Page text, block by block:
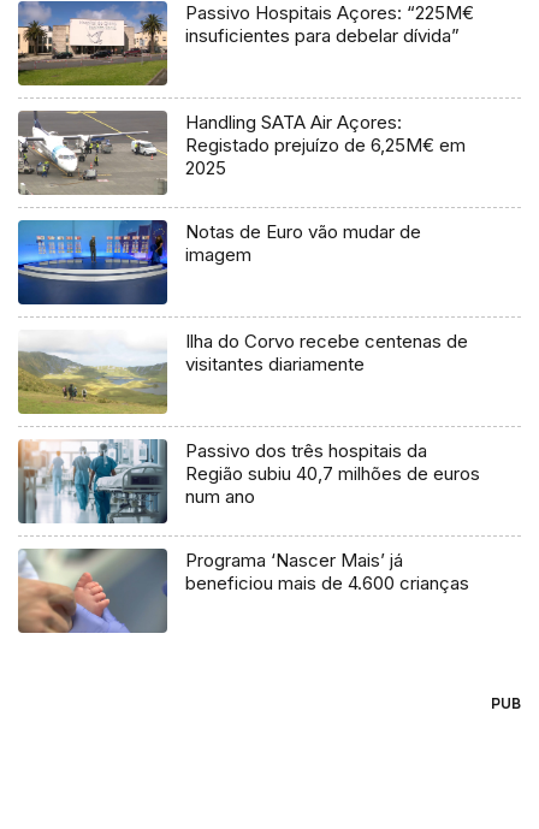
Passivo Hospitais Açores: “225M€
insuficientes para debelar dívida”
Handling SATA Air Açores:
Registado prejuízo de 6,25M€ em
2025
Notas de Euro vão mudar de
imagem
Ilha do Corvo recebe centenas de
visitantes diariamente
Passivo dos três hospitais da
Região subiu 40,7 milhões de euros
num ano
Programa ‘Nascer Mais’ já
beneficiou mais de 4.600 crianças
PUB